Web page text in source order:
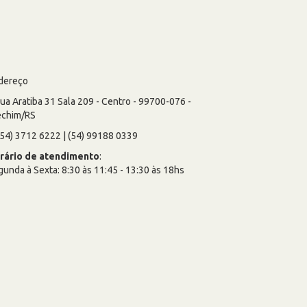
Aratiba 31 Sala 209 - Centro - 99700-076 -
RS
3712 6222 | (54) 99188 0339
de atendimento:
à Sexta: 8:30 às 11:45 - 13:30 às 18hs